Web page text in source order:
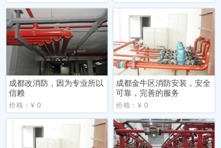
成都改消防，因为专业所以
信赖
价格：¥ 0
成都金牛区消防安装，安全
可靠，完善的服务
价格：¥ 0